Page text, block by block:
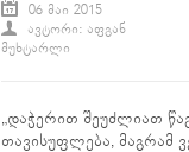
06 ᲛᲐᲘ 2015
ᲐᲕᲢᲝᲠᲘ: ᲐᲤᲒᲐᲜ
ᲛᲣᲮᲢᲐᲠᲚᲘ
„დაჭერით შეუძლიათ
თავისუფლება, მაგრამ